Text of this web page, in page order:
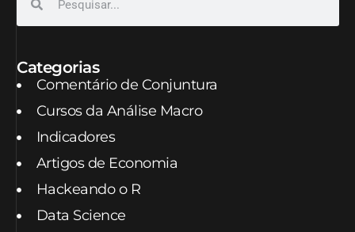
Categorias
Comentário de Conjuntura
Cursos da Análise Macro
Indicadores
Artigos de Economia
Hackeando o R
Data Science